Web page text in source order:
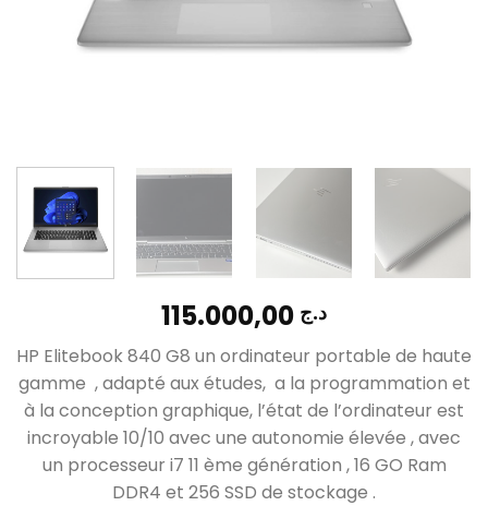
د.ج
HP Elitebook 840 G8 un ordinateur portable de haute
gamme , adapté aux études, a la programmation et
à la conception graphique, l’état de l’ordinateur est
incroyable 10/10 avec une autonomie élevée , avec
un processeur i7 11 ème génération , 16 GO Ram
DDR4 et 256 SSD de stockage .